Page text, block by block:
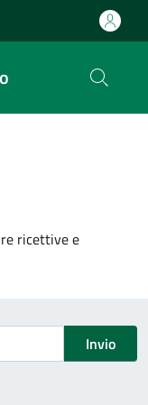
ricettive e
Invio